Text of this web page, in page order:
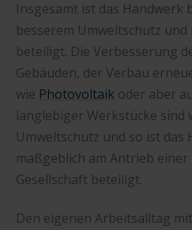
Insgesamt ist das Handwerk
besserem Umweltschutz
beteiligt. Die Verbesserung
Gebäuden, der Verbau
wie Photovoltaik oder aber
langlebiger Werkstücke sind
Umweltschutz und so ist das
maßgeblich am Antrieb
Gesellschaft beteiligt.
Den eigenen Arbeitsalltag